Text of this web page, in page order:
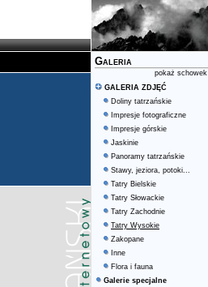
Galeria
pokaż schowek
GALERIA ZDJĘĆ
Doliny tatrzańskie
Impresje fotograficzne
Impresje górskie
Jaskinie
Panoramy tatrzańskie
Stawy, jeziora, potoki...
Tatry Bielskie
Tatry Słowackie
Tatry Zachodnie
Tatry Wysokie
Zakopane
Inne
Flora i fauna
Galerie specjalne